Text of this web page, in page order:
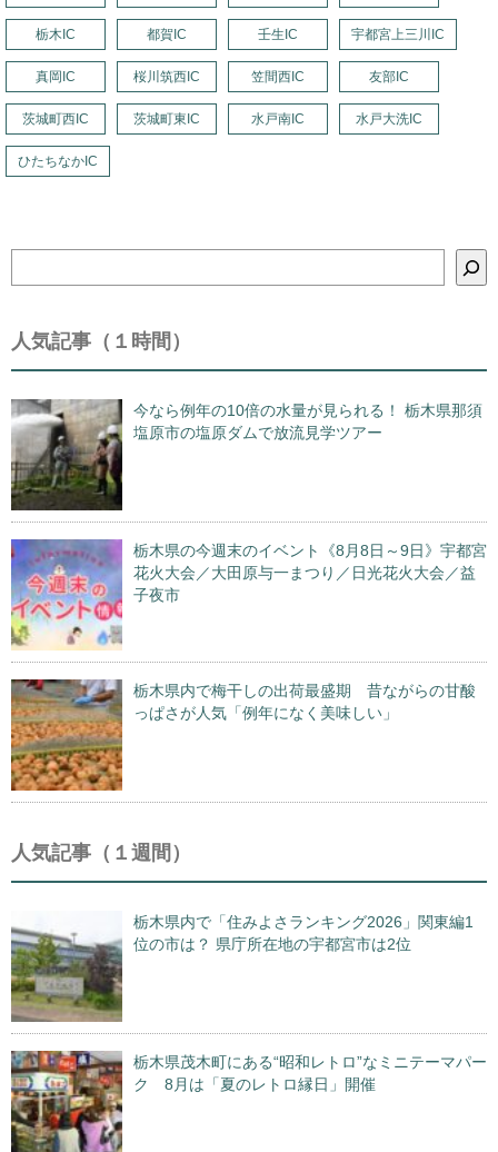
栃木IC 都賀IC 壬生IC 宇都宮上三川IC
真岡IC 桜川筑西IC 笠間西IC 友部IC
茨城町西IC 茨城町東IC 水戸南IC 水戸大洗IC
ひたちなかIC
索
人気記事（１時間）
今なら例年の10倍の水量が見られる！ 栃木県那須
塩原市の塩原ダムで放流見学ツアー
栃木県の今週末のイベント《8月8日～9日》宇都宮
花火大会／大田原与一まつり／日光花火大会／益
子夜市
栃木県内で梅干しの出荷最盛期 昔ながらの甘酸
っぱさが人気「例年になく美味しい」
人気記事（１週間）
栃木県内で「住みよさランキング2026」関東編1
位の市は？ 県庁所在地の宇都宮市は2位
栃木県茂木町にある“昭和レトロ”なミニテーマパー
ク 8月は「夏のレトロ縁日」開催